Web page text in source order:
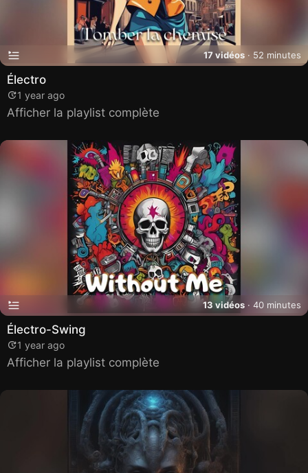
17 vidéos · 52 minutes
Électro
1 year ago
Afficher la playlist complète
13 vidéos · 40 minutes
Électro-Swing
1 year ago
Afficher la playlist complète